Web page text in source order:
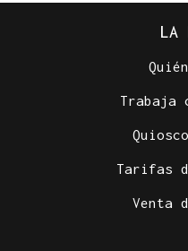
LA
Trabaja
Tarifas
Venta